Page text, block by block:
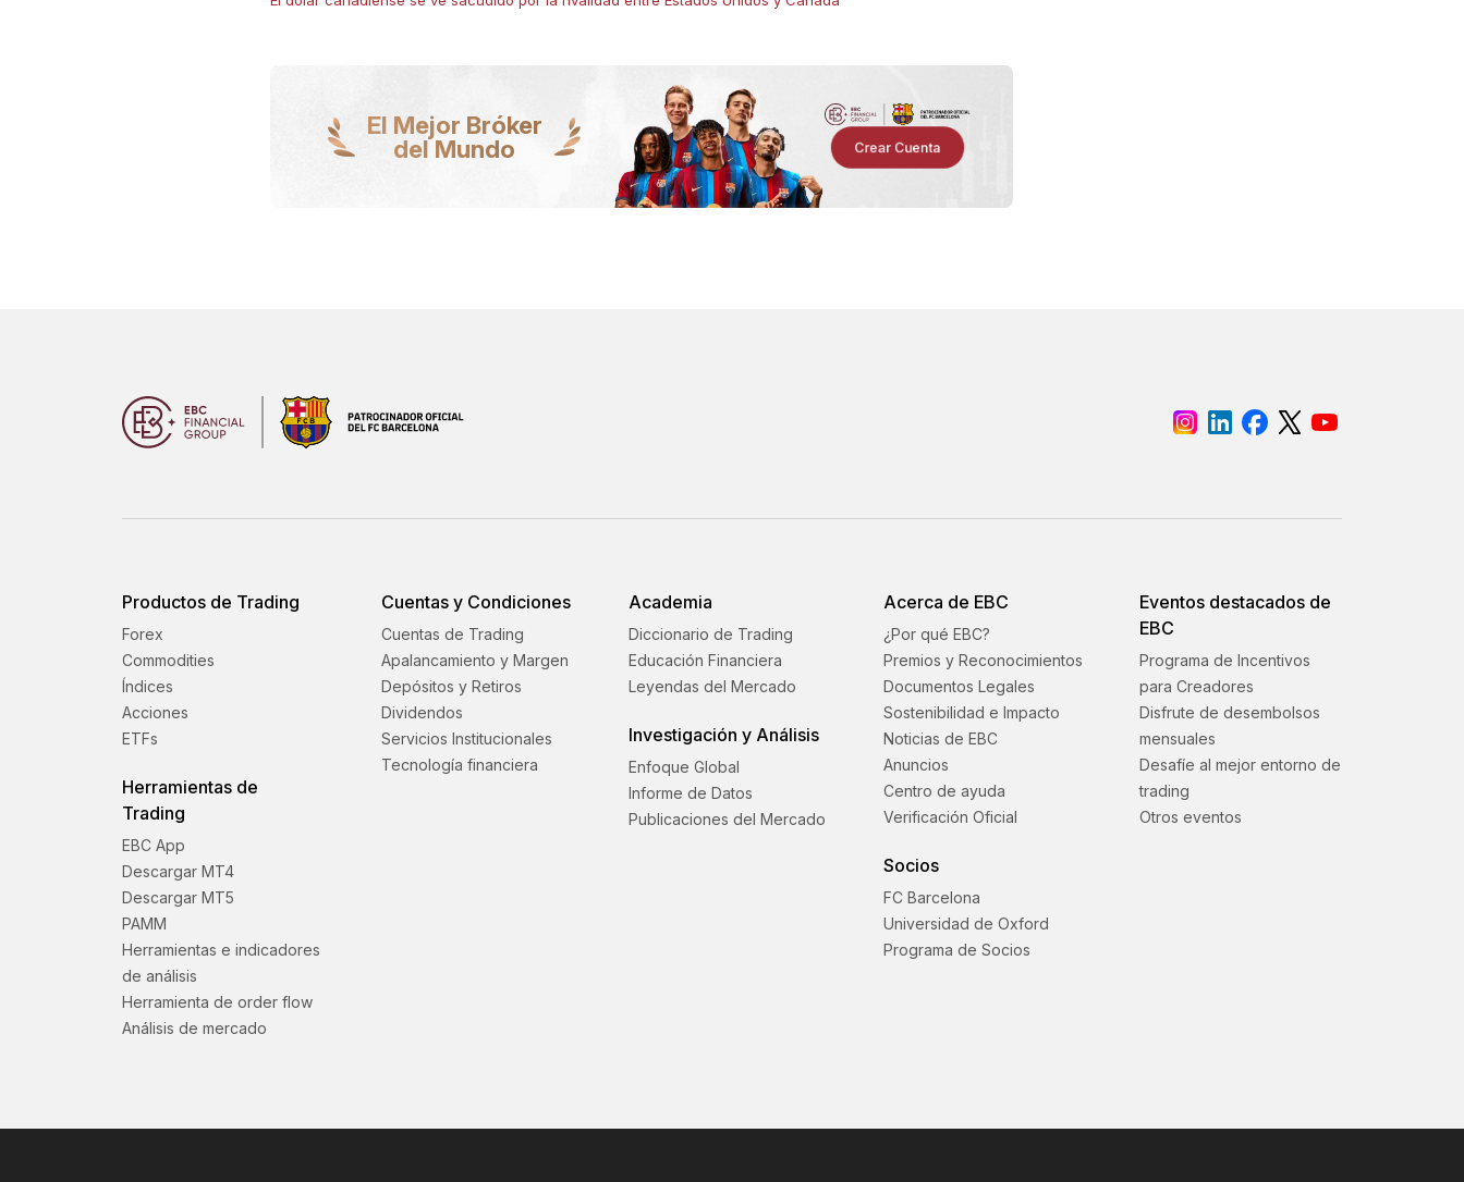
El Mejor Bróker
del Mundo
Crear Cuenta
Productos de Trading
Forex
Commodities
Índices
Acciones
ETFs
Herramientas de
Trading
EBC App
Descargar MT4
Descargar MT5
PAMM
Herramientas e indicadores
de análisis
Herramienta de order flow
Análisis de mercado
Cuentas y Condiciones
Cuentas de Trading
Apalancamiento y Margen
Depósitos y Retiros
Dividendos
Servicios Institucionales
Tecnología financiera
Academia
Diccionario de Trading
Educación Financiera
Leyendas del Mercado
Investigación y Análisis
Enfoque Global
Informe de Datos
Publicaciones del Mercado
Acerca de EBC
¿Por qué EBC?
Premios y Reconocimientos
Documentos Legales
Sostenibilidad e Impacto
Noticias de EBC
Anuncios
Centro de ayuda
Verificación Oficial
Socios
FC Barcelona
Universidad de Oxford
Programa de Socios
Eventos destacados de
EBC
Programa de Incentivos
para Creadores
Disfrute de desembolsos
mensuales
Desafíe al mejor entorno de
trading
Otros eventos